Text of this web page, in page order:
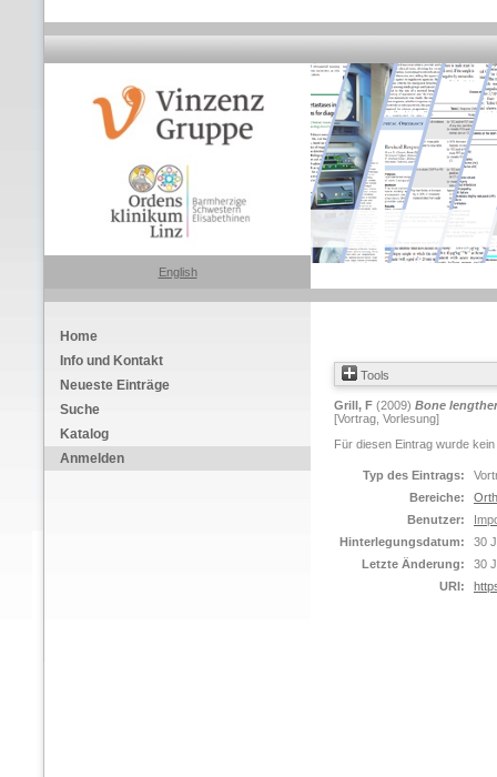
English
Home
Info und Kontakt
Neueste Einträge
Suche
Katalog
Anmelden
Tools
Grill, F (2009) Bone
[Vortrag, Vorlesung]
Für diesen Eintrag wurde
Typ des Eintrags:
Bereiche:
Benutzer:
Hinterlegungsdatum:
30
Letzte Änderung:
30
URI: